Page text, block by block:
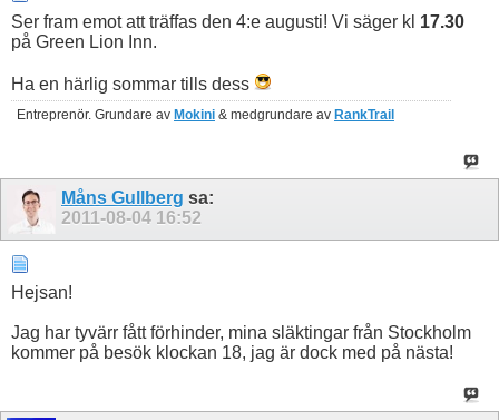
Ser fram emot att träffas den 4:e augusti! Vi säger kl 17.30
på Green Lion Inn.
Ha en härlig sommar tills dess
Entreprenör. Grundare av Mokini & medgrundare av RankTrail
Måns Gullberg sa:
2011-08-04 16:52
Hejsan!
Jag har tyvärr fått förhinder, mina släktingar från Stockholm
kommer på besök klockan 18, jag är dock med på nästa!